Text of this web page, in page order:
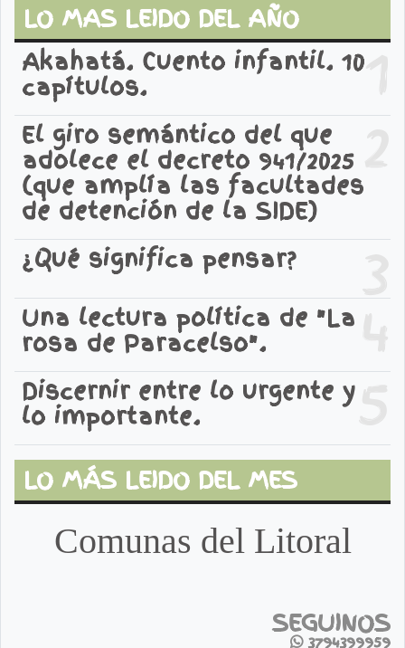
LO MAS LEIDO DEL AÑO
1
Akahatá. Cuento infantil. 10
capítulos.
2
El giro semántico del que
adolece el decreto 941/2025
(que amplía las facultades
de detención de la SIDE)
3
¿Qué significa pensar?
4
Una lectura política de "La
rosa de Paracelso".
5
Discernir entre lo urgente y
lo importante.
LO MÁS LEIDO DEL MES
Comunas del Litoral
SEGUINOS
3794399959